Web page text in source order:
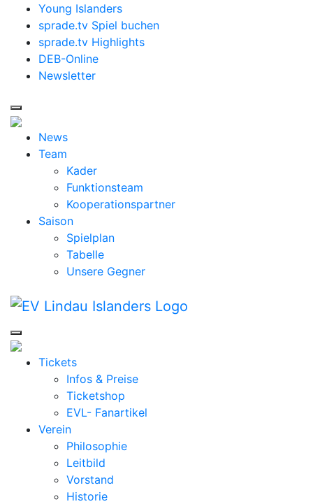
Young Islanders
sprade.tv Spiel buchen
sprade.tv Highlights
DEB-Online
Newsletter
News
Team
Kader
Funktionsteam
Kooperationspartner
Saison
Spielplan
Tabelle
Unsere Gegner
Tickets
Infos & Preise
Ticketshop
EVL- Fanartikel
Verein
Philosophie
Leitbild
Vorstand
Historie